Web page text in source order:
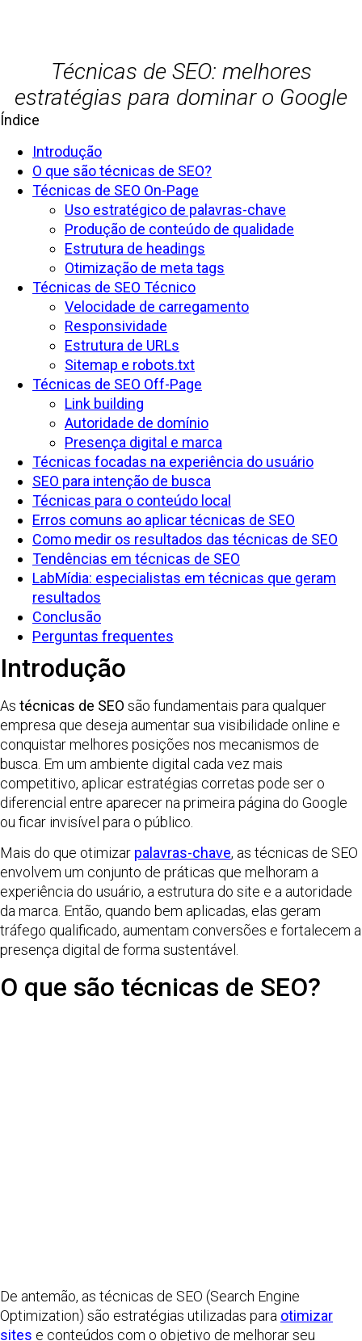
Técnicas de SEO: melhores
estratégias para dominar o Google
Índice
Introdução
O que são técnicas de SEO?
Técnicas de SEO On-Page
Uso estratégico de palavras-chave
Produção de conteúdo de qualidade
Estrutura de headings
Otimização de meta tags
Técnicas de SEO Técnico
Velocidade de carregamento
Responsividade
Estrutura de URLs
Sitemap e robots.txt
Técnicas de SEO Off-Page
Link building
Autoridade de domínio
Presença digital e marca
Técnicas focadas na experiência do usuário
SEO para intenção de busca
Técnicas para o conteúdo local
Erros comuns ao aplicar técnicas de SEO
Como medir os resultados das técnicas de SEO
Tendências em técnicas de SEO
LabMídia: especialistas em técnicas que geram
resultados
Conclusão
Perguntas frequentes
Introdução
As técnicas de SEO são fundamentais para qualquer
empresa que deseja aumentar sua visibilidade online e
conquistar melhores posições nos mecanismos de
busca. Em um ambiente digital cada vez mais
competitivo, aplicar estratégias corretas pode ser o
diferencial entre aparecer na primeira página do Google
ou ficar invisível para o público.
Mais do que otimizar palavras-chave, as técnicas de SEO
envolvem um conjunto de práticas que melhoram a
experiência do usuário, a estrutura do site e a autoridade
da marca. Então, quando bem aplicadas, elas geram
tráfego qualificado, aumentam conversões e fortalecem a
presença digital de forma sustentável.
O que são técnicas de SEO?
De antemão, as técnicas de SEO (Search Engine
Optimization) são estratégias utilizadas para otimizar
sites e conteúdos com o objetivo de melhorar seu